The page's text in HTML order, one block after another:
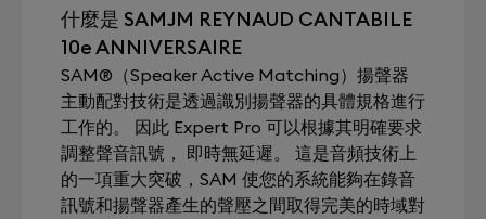
什麼是 SAMJM REYNAUD CANTABILE
10e ANNIVERSAIRE
SAM®（Speaker Active Matching）揚聲器
主動配對技術是透過識別揚聲器的具體規格進行
工作的。 因此 Expert Pro 可以根據其明確要求
調整聲音訊號， 即時無延遲。 這是音頻技術上
的一項重大突破，SAM 使您的系統能夠在錄音
訊號和揚聲器產生的聲壓之間取得完美的時域對